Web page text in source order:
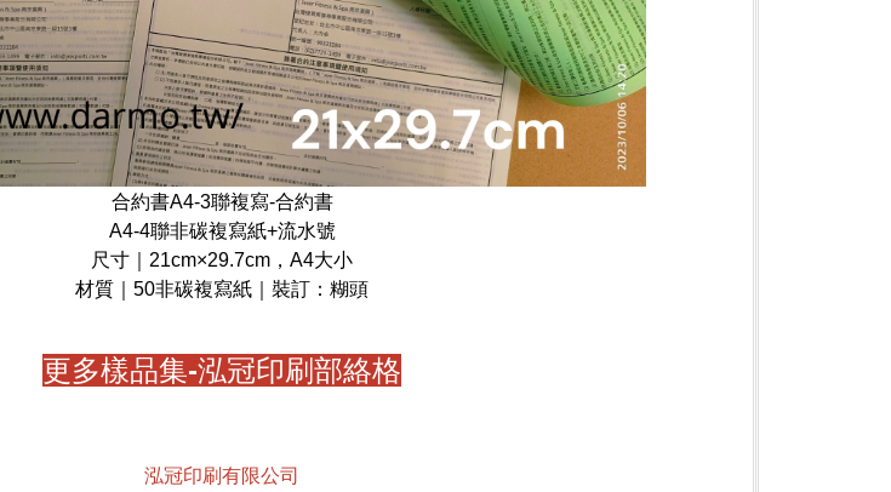
合約書A4-3聯複寫-合約書
A4-4聯非碳複寫紙+流水號
尺寸｜21cm×29.7cm，A4大小
材質｜50非碳複寫紙｜裝訂：糊頭
更多樣品集-泓冠印刷部絡格
泓冠印刷有限公司